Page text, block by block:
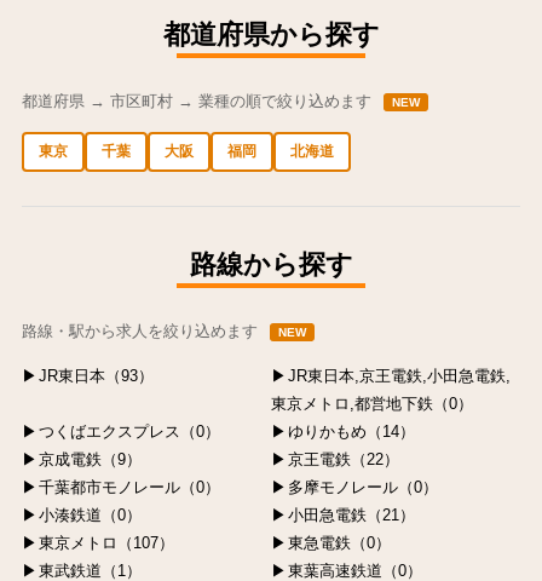
都道府県から探す
都道府県 → 市区町村 → 業種の順で絞り込めます NEW
東京 千葉 大阪 福岡 北海道
路線から探す
路線・駅から求人を絞り込めます NEW
JR東日本（93）
JR東日本,京王電鉄,小田急電鉄,
東京メトロ,都営地下鉄（0）
つくばエクスプレス（0）
ゆりかもめ（14）
京成電鉄（9）
京王電鉄（22）
千葉都市モノレール（0）
多摩モノレール（0）
小湊鉄道（0）
小田急電鉄（21）
東京メトロ（107）
東急電鉄（0）
東武鉄道（1）
東葉高速鉄道（0）